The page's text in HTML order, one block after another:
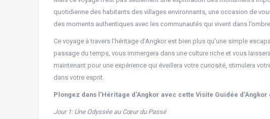
quotidienne des habitants des villages environnants, une occasion de
des moments authentiques avec les communautés qui vivent dans
Ce voyage à travers l’héritage d’Angkor est bien plus qu’une simple
passage du temps, vous immergera dans une culture riche et vous
maintenant pour une expérience qui éveillera votre curiosité, stimulera
dans votre esprit.
Plongez dans l’Héritage d’Angkor avec cette Visite Guidée d’Angkor
Jour 1: Une Odyssée au Cœur du Passé